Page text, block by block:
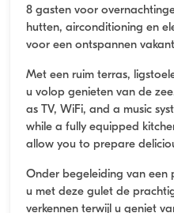
8 gasten voor
hutten, airconditioning en
voor een ontspannen
Met een ruim terras,
u volop genieten van de
as TV, WiFi, and a music
while a fully equipped
allow you to prepare
Onder begeleiding van een
u met deze gulet de
verkennen terwijl u geniet